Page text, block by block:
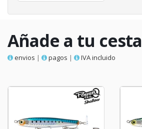
Añade a tu cesta
envios | pagos | IVA incluido